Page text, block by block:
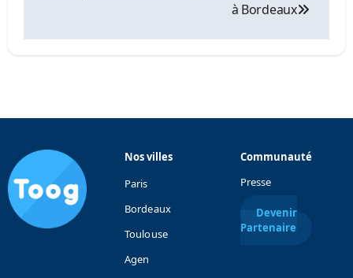
à Bordeaux
Nos villes
Paris
Bordeaux
Toulouse
Agen
Communauté
Presse
Devenir
Partenaire